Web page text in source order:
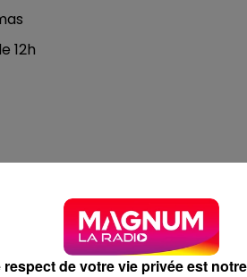
12h
respect de votre vie privée est